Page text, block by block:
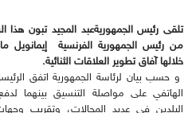
تلقى رئيس الجمهوريةعبد المجيد تبون هذا
من رئيس الجمهورية الفرنسية إيمانويل
خلالها آفاق تطوير العلاقات الثنائية.
و حسب بيان لرئاسة الجمهورية اتفق
الهاتفي على مواصلة التنسيق بينهما
البلدين في عديد المجالات، وتقريب